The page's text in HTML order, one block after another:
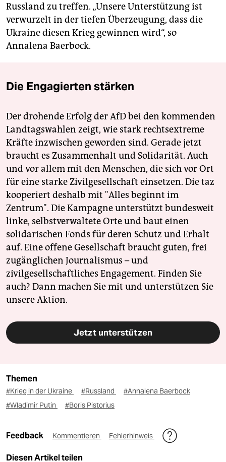
Russland zu treffen. „Unsere Unterstützung ist
verwurzelt in der tiefen Überzeugung, dass die
Ukraine diesen Krieg gewinnen wird“, so
Annalena Baerbock.
Die Engagierten stärken
Der drohende Erfolg der AfD bei den kommenden
Landtagswahlen zeigt, wie stark rechtsextreme
Kräfte inzwischen geworden sind. Gerade jetzt
braucht es Zusammenhalt und Solidarität. Auch
und vor allem mit den Menschen, die sich vor Ort
für eine starke Zivilgesellschaft einsetzen. Die taz
kooperiert deshalb mit "Alles beginnt im
Zentrum". Die Kampagne unterstützt bundesweit
linke, selbstverwaltete Orte und baut einen
solidarischen Fonds für deren Schutz und Erhalt
auf. Eine offene Gesellschaft braucht guten, frei
zugänglichen Journalismus – und
zivilgesellschaftliches Engagement. Finden Sie
auch? Dann machen Sie mit und unterstützen Sie
unsere Aktion.
Jetzt unterstützen
Themen
#Krieg in der Ukraine #Russland
#Annalena Baerbock
#Wladimir Putin
#Boris Pistorius
Feedback Kommentieren Fehlerhinweis
Diesen Artikel teilen